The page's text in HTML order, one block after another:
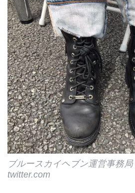
ブルースカイヘブン運営事務
twitter.com